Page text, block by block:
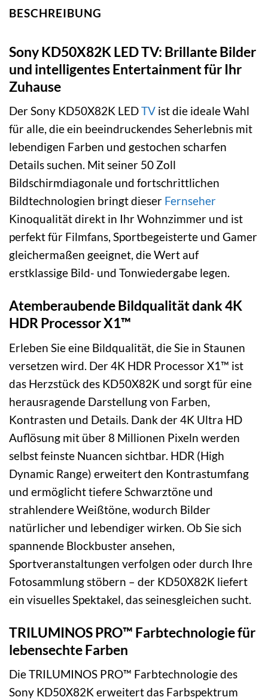
BESCHREIBUNG
Sony KD50X82K LED TV: Brillante Bilder
und intelligentes Entertainment für Ihr
Zuhause
Der Sony KD50X82K LEDTV ist die ideale Wahl
für alle, die ein beeindruckendes Seherlebnis mit
lebendigen Farben und gestochen scharfen
Details suchen. Mit seiner 50 Zoll
Bildschirmdiagonale und fortschrittlichen
Bildtechnologien bringt dieser Fernseher
Kinoqualität direkt in Ihr Wohnzimmer und ist
perfekt für Filmfans, Sportbegeisterte und Gamer
gleichermaßen geeignet, die Wert auf
erstklassige Bild- und Tonwiedergabe legen.
Atemberaubende Bildqualität dank 4K
HDR Processor X1™
Erleben Sie eine Bildqualität, die Sie in Staunen
versetzen wird. Der 4K HDR Processor X1™ ist
das Herzstück des KD50X82K und sorgt für eine
herausragende Darstellung von Farben,
Kontrasten und Details. Dank der 4K Ultra HD
Auflösung mit über 8 Millionen Pixeln werden
selbst feinste Nuancen sichtbar. HDR (High
Dynamic Range) erweitert den Kontrastumfang
und ermöglicht tiefere Schwarztöne und
strahlendere Weißtöne, wodurch Bilder
natürlicher und lebendiger wirken. Ob Sie sich
spannende Blockbuster ansehen,
Sportveranstaltungen verfolgen oder durch Ihre
Fotosammlung stöbern – der KD50X82K liefert
ein visuelles Spektakel, das seinesgleichen sucht.
TRILUMINOS PRO™ Farbtechnologie für
lebensechte Farben
Die TRILUMINOS PRO™ Farbtechnologie des
Sony KD50X82K erweitert das Farbspektrum